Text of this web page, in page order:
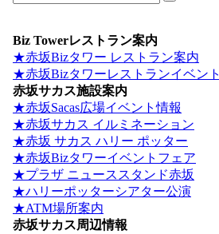
Biz Towerレストラン案内
★赤坂Bizタワー レストラン案内
★赤坂Bizタワーレストランイベント
赤坂サカス施設案内
★赤坂Sacas広場イベント情報
★赤坂サカス イルミネーション
★赤坂 サカス ハリー ポッター
★赤坂Bizタワーイベントフェア
★プラザ ニューススタンド赤坂
★ハリーポッターシアター公演
★ATM場所案内
赤坂サカス周辺情報